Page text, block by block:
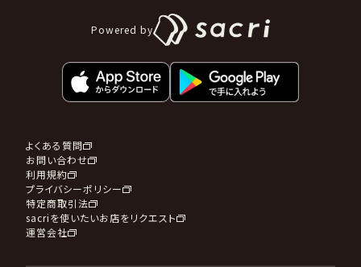
Powered by
よくある質問
お問い合わせ
利用規約
プライバシーポリシー
特定商取引法
sacriを使いたいお店をリクエスト
運営会社